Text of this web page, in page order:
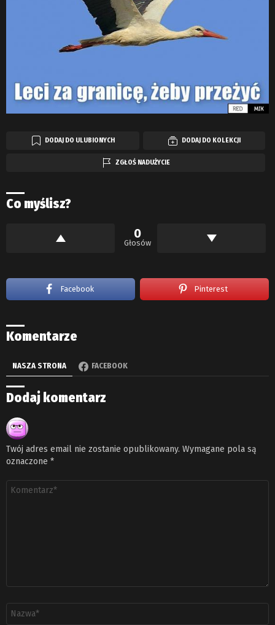
DODAJ DO ULUBIONYCH DODAJ DO KOLEKCJI
ZGŁOŚ NADUŻYCIE
Co myślisz?
0
Głosów
Facebook Pinterest
Komentarze
NASZA STRONA FACEBOOK
Dodaj komentarz
Twój adres email nie zostanie opublikowany. Wymagane pola są
oznaczone *